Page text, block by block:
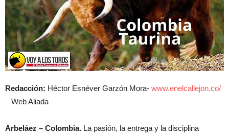
Redacción: Héctor Esnéver Garzón Mora- www.enelcallejon.co/
– Web Aliada
Arbeláez – Colombia. La pasión, la entrega y la disciplina